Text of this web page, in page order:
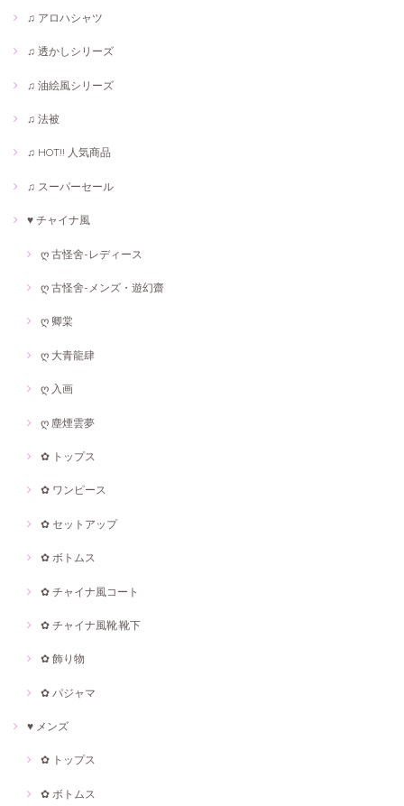
♫ アロハシャツ
♫ 透かしシリーズ
♫ 油絵風シリーズ
♫ 法被
♫ HOT!! 人気商品
♫ スーパーセール
♥ チャイナ風
ღ 古怪舍-レディース
ღ 古怪舍-メンズ・遊幻齋
ღ 卿棠
ღ 大青龍肆
ღ 入画
ღ 塵煙雲夢
✿ トップス
✿ ワンピース
✿ セットアップ
✿ ボトムス
✿ チャイナ風コート
✿ チャイナ風靴·靴下
✿ 飾り物
✿ パジャマ
♥ メンズ
✿ トップス
✿ ボトムス